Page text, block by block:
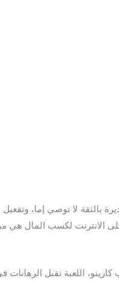
لا توصي إما، وتفعيل
اللعبة تقبل